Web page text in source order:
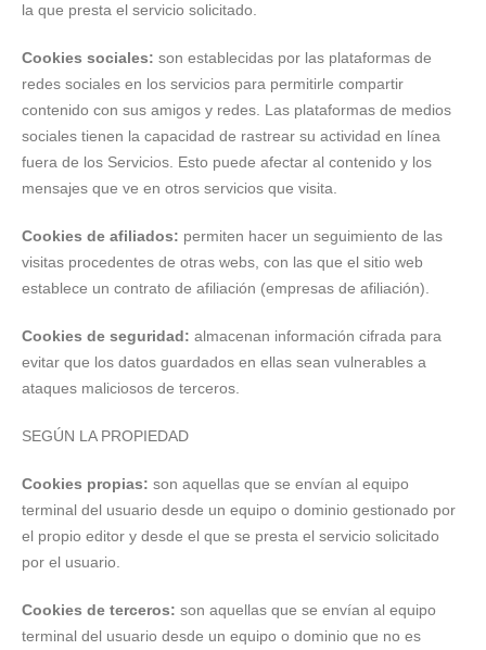
la que presta el servicio solicitado.
Cookies sociales: son establecidas por las plataformas de
redes sociales en los servicios para permitirle compartir
contenido con sus amigos y redes. Las plataformas de medios
sociales tienen la capacidad de rastrear su actividad en línea
fuera de los Servicios. Esto puede afectar al contenido y los
mensajes que ve en otros servicios que visita.
Cookies de afiliados: permiten hacer un seguimiento de las
visitas procedentes de otras webs, con las que el sitio web
establece un contrato de afiliación (empresas de afiliación).
Cookies de seguridad: almacenan información cifrada para
evitar que los datos guardados en ellas sean vulnerables a
ataques maliciosos de terceros.
SEGÚN LA PROPIEDAD
Cookies propias: son aquellas que se envían al equipo
terminal del usuario desde un equipo o dominio gestionado por
el propio editor y desde el que se presta el servicio solicitado
por el usuario.
Cookies de terceros: son aquellas que se envían al equipo
terminal del usuario desde un equipo o dominio que no es